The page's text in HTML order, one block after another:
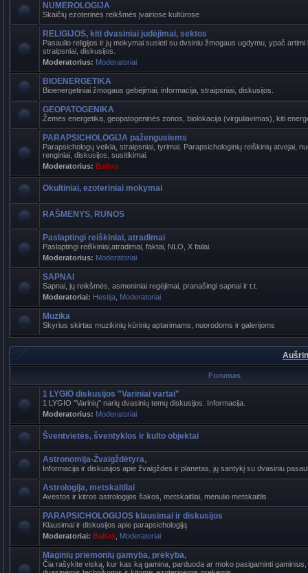
NUMEROLOGIJA
Skaičių ezoterinės reikšmės įvairiose kultūrose
RELIGIJOS, kiti dvasiniai judėjimai, sektos
Pasaulio religijos ir jų mokymai susieti su dvsiniu žmogaus ugdymu, ypač
straipsniai, diskusijos.
Moderatorius: Moderatoriai
BIOENERGETIKA
Bioenergetiniai žmogaus gebėjimai, informacija, straipsniai, diskusijos.
GEOPATOGENIKA
Žemės energetika, geopatogeninės zonos, biolokacija (virguliavimas), kiti
PARAPSICHOLOGIJA pažengusiems
Parapsichologų veikla, straipsniai, tyrimai. Parapsichologinių reiškinių atvejai,
renginiai, diskusijos, susitikimai.
Moderatorius: Baltas
Okultiniai, ezoteriniai mokymai
RAŠMENYS, RUNOS
Paslaptingi reiškiniai, atradimai
Paslaptingi reiškiniai,atradimai, faktai, NLO, X failai.
Moderatorius: Moderatoriai
SAPNAI
Sapnai, jų reikšmės, asmeniniai regėjimai, pranašingi sapnai ir t.t.
Moderatoriai: Hestija Moderatoriai
Muzika
Skyrius skirtas muzikinių kūrinių aptarimams, nuorodoms ir galerijoms
Forumas
1 LYGIO diskusijos "Variniai vartai"
1 LYGIO "Varinių" narių dvasinių temų diskusijos. Informacija.
Moderatorius: Moderatoriai
Šventvietės, šventyklos ir kulto objektai
Astronomija-Žvaigždėtyra,
Informacija ir diskusijos apie žvaigždes ir planetas, jų santykį su dvasiniu
Astrologija, metskaitliai
Avestos ir kitros astrologijos šakos, metskaitliai, mėnulio metskaitlis
PARAPSICHOLOGIJOS klausimai ir diskusijos
Klausimai ir diskusijos apie parapsichologiją
Moderatoriai: Baltas Moderatoriai
Maginių priemonių gamyba, prekyba,
Čia rašykite viską, kur kas ką gamina, parduoda ar moko pasigaminti